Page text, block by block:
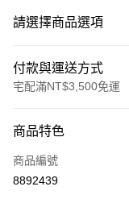
請選擇商品選項
付款與運送方式
宅配滿NT$3,500免運
信用卡一次付款
ATM付款
商品特色
商品編號
8892439